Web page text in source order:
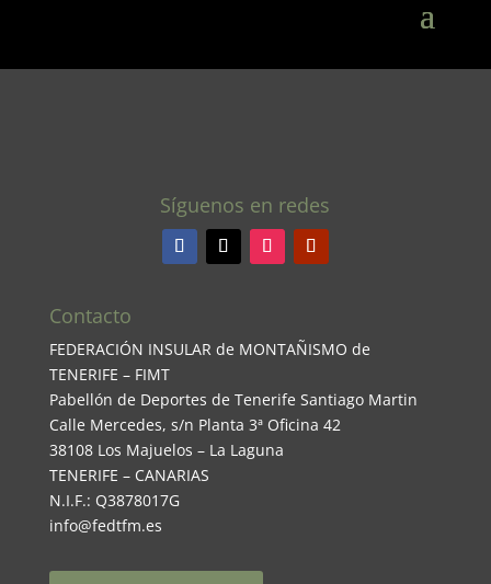
Síguenos en redes
Contacto
FEDERACIÓN INSULAR de MONTAÑISMO de
TENERIFE – FIMT
Pabellón de Deportes de Tenerife Santiago Martin
Calle Mercedes, s/n Planta 3ª Oficina 42
38108 Los Majuelos – La Laguna
TENERIFE – CANARIAS
N.I.F.: Q3878017G
info@fedtfm.es